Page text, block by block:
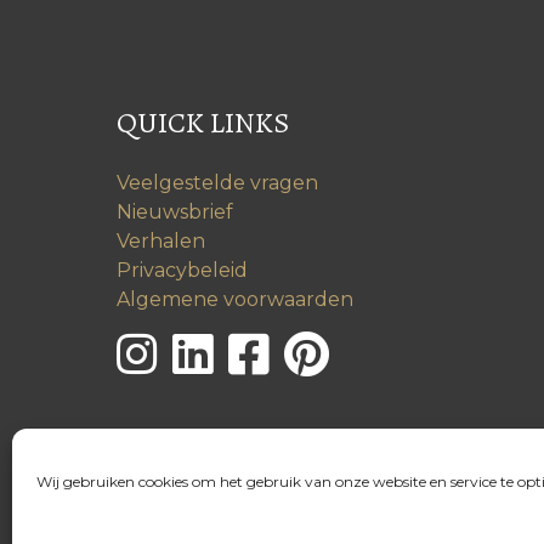
Wij gebruiken cookies om het gebruik van onze website en service te
QUICK LINKS
Veelgestelde vragen
Nieuwsbrief
Verhalen
Privacybeleid
Algemene voorwaarden